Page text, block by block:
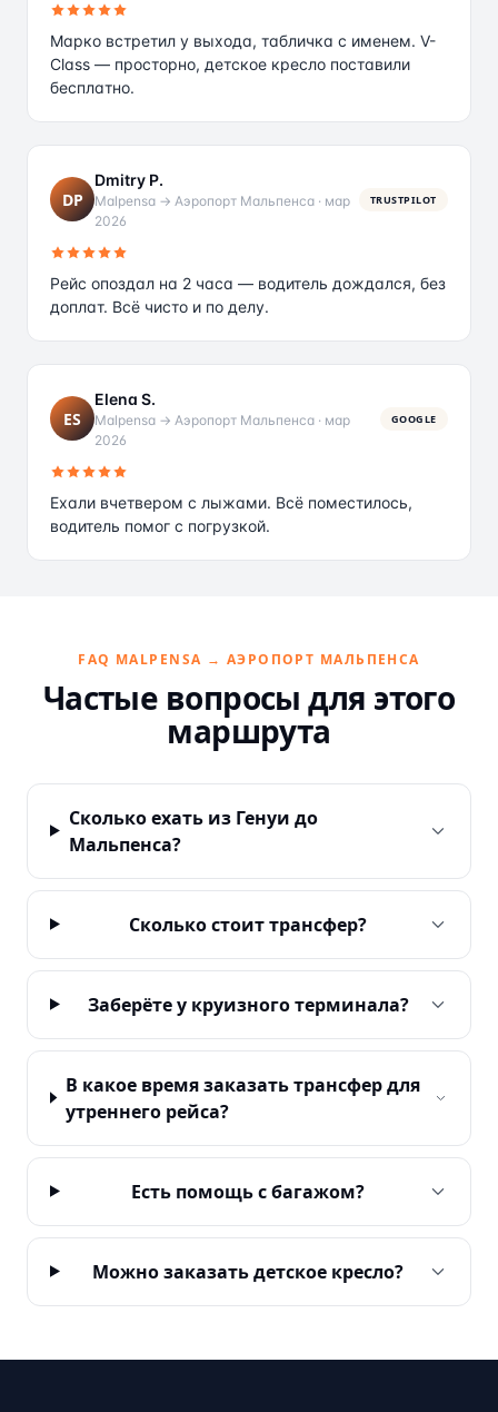
Марко встретил у выхода, табличка с именем. V-
Class — просторно, детское кресло поставили
бесплатно.
DP
Dmitry P.
Malpensa → Аэропорт Мальпенса · мар
2026
TRUSTPILOT
Рейс опоздал на 2 часа — водитель дождался, без
доплат. Всё чисто и по делу.
ES
Elena S.
Malpensa → Аэропорт Мальпенса · мар
2026
GOOGLE
Ехали вчетвером с лыжами. Всё поместилось,
водитель помог с погрузкой.
FAQ MALPENSA → АЭРОПОРТ МАЛЬПЕНСА
Частые вопросы для этого
маршрута
Сколько ехать из Генуи до
Мальпенса?
Сколько стоит трансфер?
Заберёте у круизного терминала?
В какое время заказать трансфер для
утреннего рейса?
Есть помощь с багажом?
Можно заказать детское кресло?